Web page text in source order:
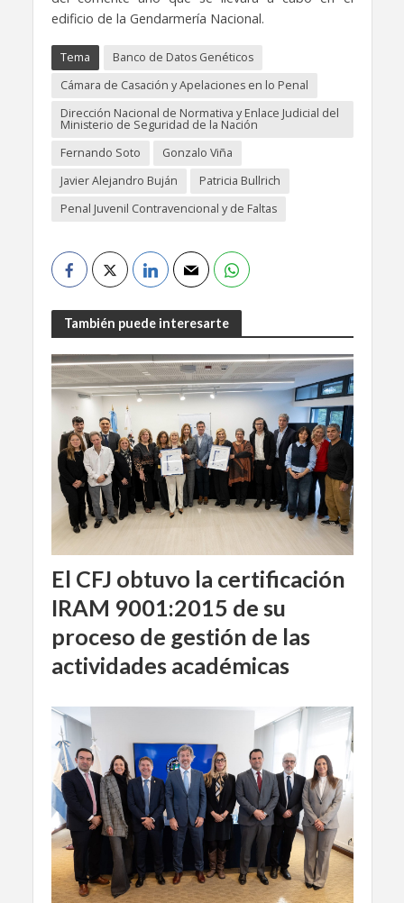
edificio de la Gendarmería Nacional.
Tema
Banco de Datos Genéticos
Cámara de Casación y Apelaciones en lo Penal
Dirección Nacional de Normativa y Enlace Judicial del
Ministerio de Seguridad de la Nación
Fernando Soto
Gonzalo Viña
Javier Alejandro Buján
Patricia Bullrich
Penal Juvenil Contravencional y de Faltas
También puede interesarte
El CFJ obtuvo la certificación
IRAM 9001:2015 de su
proceso de gestión de las
actividades académicas